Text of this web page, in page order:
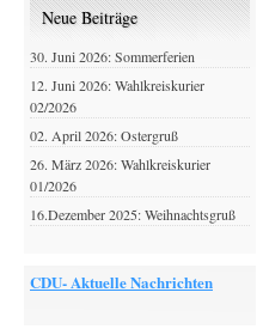
Neue Beiträge
30. Juni 2026: Sommerferien
12. Juni 2026: Wahlkreiskurier
02/2026
02. April 2026: Ostergruß
26. März 2026: Wahlkreiskurier
01/2026
16.Dezember 2025: Weihnachtsgruß
CDU- Aktuelle Nachrichten